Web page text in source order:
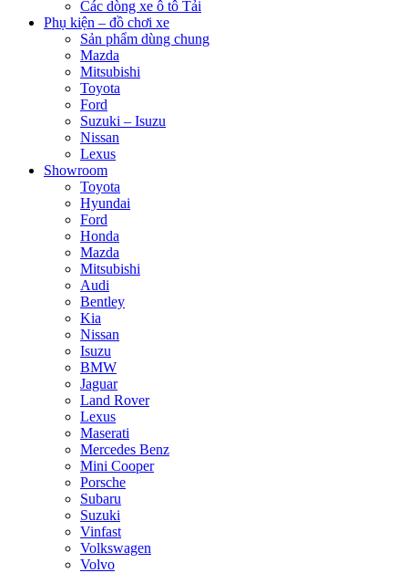
Các dòng xe ô tô Tải
Phụ kiện – đồ chơi xe
Sản phẩm dùng chung
Mazda
Mitsubishi
Toyota
Ford
Suzuki – Isuzu
Nissan
Lexus
Showroom
Toyota
Hyundai
Ford
Honda
Mazda
Mitsubishi
Audi
Bentley
Kia
Nissan
Isuzu
BMW
Jaguar
Land Rover
Lexus
Maserati
Mercedes Benz
Mini Cooper
Porsche
Subaru
Suzuki
Vinfast
Volkswagen
Volvo